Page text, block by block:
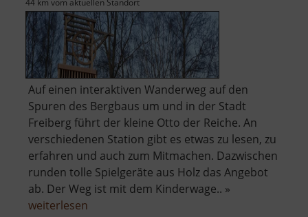
44 km vom aktuellen Standort
Auf einen interaktiven Wanderweg auf den
Spuren des Bergbaus um und in der Stadt
Freiberg führt der kleine Otto der Reiche. An
verschiedenen Station gibt es etwas zu lesen, zu
erfahren und auch zum Mitmachen. Dazwischen
runden tolle Spielgeräte aus Holz das Angebot
ab. Der Weg ist mit dem Kinderwage.. »
weiterlesen